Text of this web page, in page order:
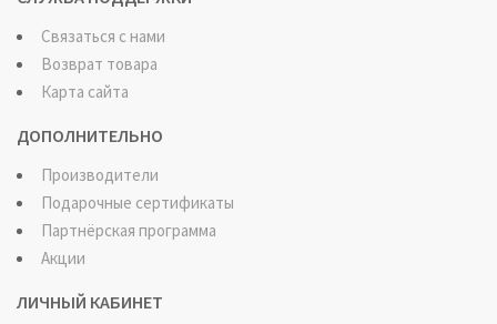
Связаться с нами
Возврат товара
Карта сайта
ДОПОЛНИТЕЛЬНО
Производители
Подарочные сертификаты
Партнёрская программа
Акции
ЛИЧНЫЙ КАБИНЕТ